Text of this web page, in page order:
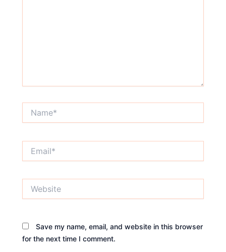
Save my name, email, and website in this browser
for the next time I comment.